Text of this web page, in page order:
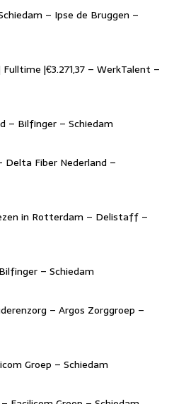
– Ipse de Bruggen –
|€3.271,37 – WerkTalent –
– Bilfinger – Schiedam
Delta Fiber Nederland –
in Rotterdam – Delistaff –
– Schiedam
– Argos Zorggroep –
Groep – Schiedam